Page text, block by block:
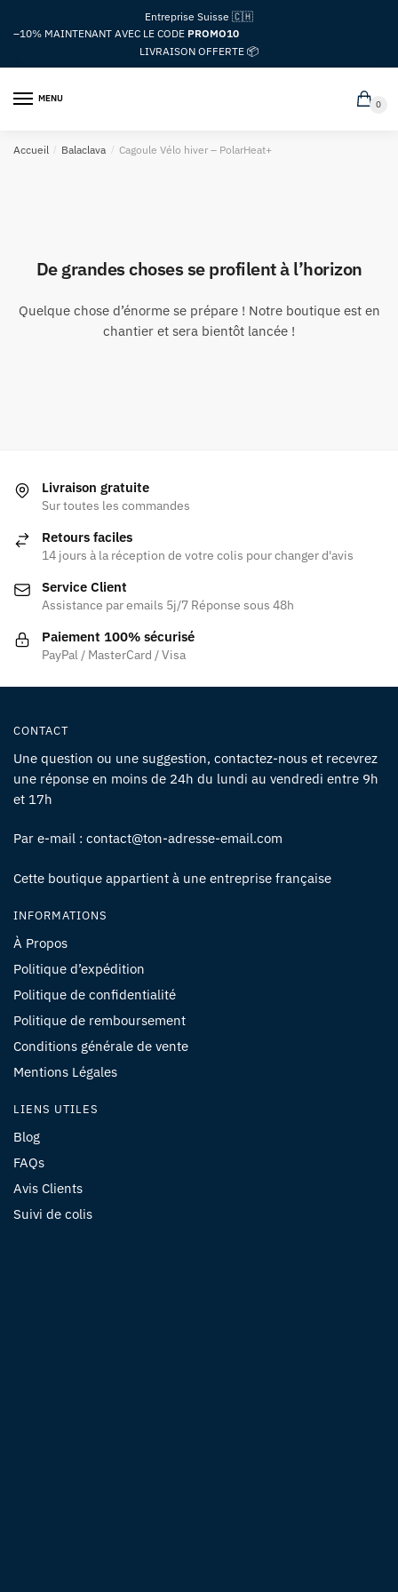
navigation
au
Entreprise Suisse 🇨🇭
–10% MAINTENANT AVEC LE CODE PROMO10
LIVRAISON OFFERTE 📦
MENU
0
Accueil / Balaclava / Cagoule Vélo hiver – PolarHeat+
De grandes choses se profilent à l’horizon
Quelque chose d’énorme se prépare ! Notre boutique est en
chantier et sera bientôt lancée !
Livraison gratuite
Sur toutes les commandes
Retours faciles
14 jours à la réception de votre colis pour changer d'avis
Service Client
Assistance par emails 5j/7 Réponse sous 48h
Paiement 100% sécurisé
PayPal / MasterCard / Visa
CONTACT
Une question ou une suggestion, contactez-nous et recevrez
une réponse en moins de 24h du lundi au vendredi entre 9h
et 17h
Par e-mail : contact@ton-adresse-email.com
Cette boutique appartient à une entreprise française
INFORMATIONS
À Propos
Politique d’expédition
Politique de confidentialité
Politique de remboursement
Conditions générale de vente
Mentions Légales
LIENS UTILES
Blog
FAQs
Avis Clients
Suivi de colis